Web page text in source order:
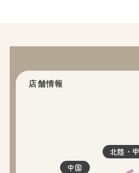
店舗情報
北陸・
中国